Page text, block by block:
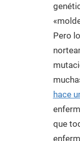
Pero
hace
que